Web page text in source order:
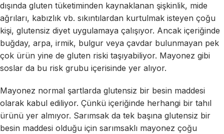
dışında gluten tüketiminden kaynaklanan şişkinlik, mide
ağrıları, kabızlık vb. sıkıntılardan kurtulmak isteyen çoğu
kişi, glutensiz diyet uygulamaya çalışıyor. Ancak içeriğinde
buğday, arpa, irmik, bulgur veya çavdar bulunmayan pek
çok ürün yine de gluten riski taşıyabiliyor. Mayonez gibi
soslar da bu risk grubu içerisinde yer alıyor.
Mayonez normal şartlarda glutensiz bir besin maddesi
olarak kabul ediliyor. Çünkü içeriğinde herhangi bir tahıl
ürünü yer almıyor. Sarımsak da tek başına glutensiz bir
besin maddesi olduğu için sarımsaklı mayonez çoğu